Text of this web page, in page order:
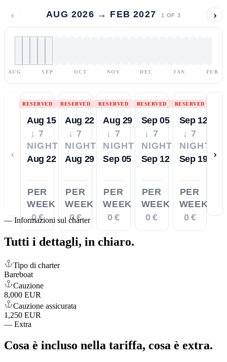
‹ AUG 2026 → FEB 2027 1 OF 3 ›
AUG SEP OCT NOV DEC JAN FEB
‹
RESERVED
Aug 15
↓ 7
NIGHTS
Aug 22
PER
WEEK
0 €
RESERVED
Aug 22
↓ 7
NIGHTS
Aug 29
PER
WEEK
0 €
RESERVED
Aug 29
↓ 7
NIGHTS
Sep 05
PER
WEEK
0 €
RESERVED
Sep 05
↓ 7
NIGHTS
Sep 12
PER
WEEK
0 €
RESERVED
Sep 12
↓ 7
NIGHTS
Sep 19
PER
WEEK
0 €
›
— Informazioni sul charter
Tutti i dettagli, in chiaro.
Tipo di charter
Bareboat
Cauzione
8,000 EUR
Cauzione assicurata
1,250 EUR
— Extra
Cosa è incluso nella tariffa, cosa è extra.